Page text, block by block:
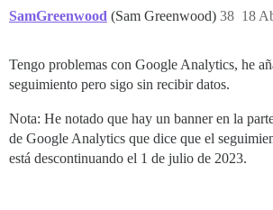
SamGreenwood (Sam Greenwood) 18
38
Tengo problemas con Google Analytics, he
seguimiento pero sigo sin recibir datos.
Nota: He notado que hay un banner en la
de Google Analytics que dice que el
está descontinuando el 1 de julio de 2023.